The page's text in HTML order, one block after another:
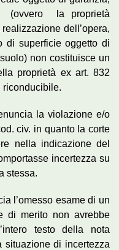
(ovvero la proprietà
dell’opera,
di superficie oggetto di
non costituisce un
proprietà ex art. 832
riconducibile.
la violazione e/o
civ. in quanto la corte
nella indicazione del
incertezza su
stessa.
l’omesso esame di un
di merito non avrebbe
testo della nota
situazione di incertezza